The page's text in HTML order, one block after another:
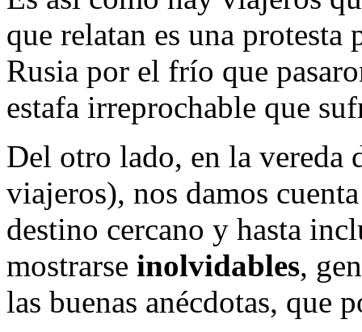
que relatan es una protesta
Rusia por el frío que
estafa irreprochable que
Del otro lado, en la vereda
viajeros), nos damos
destino cercano y hasta
mostrarse inolvidables,
las buenas anécdotas, que